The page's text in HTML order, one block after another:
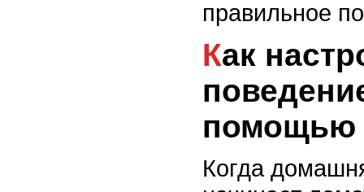
правильное
Как настроить
помощью
Когда